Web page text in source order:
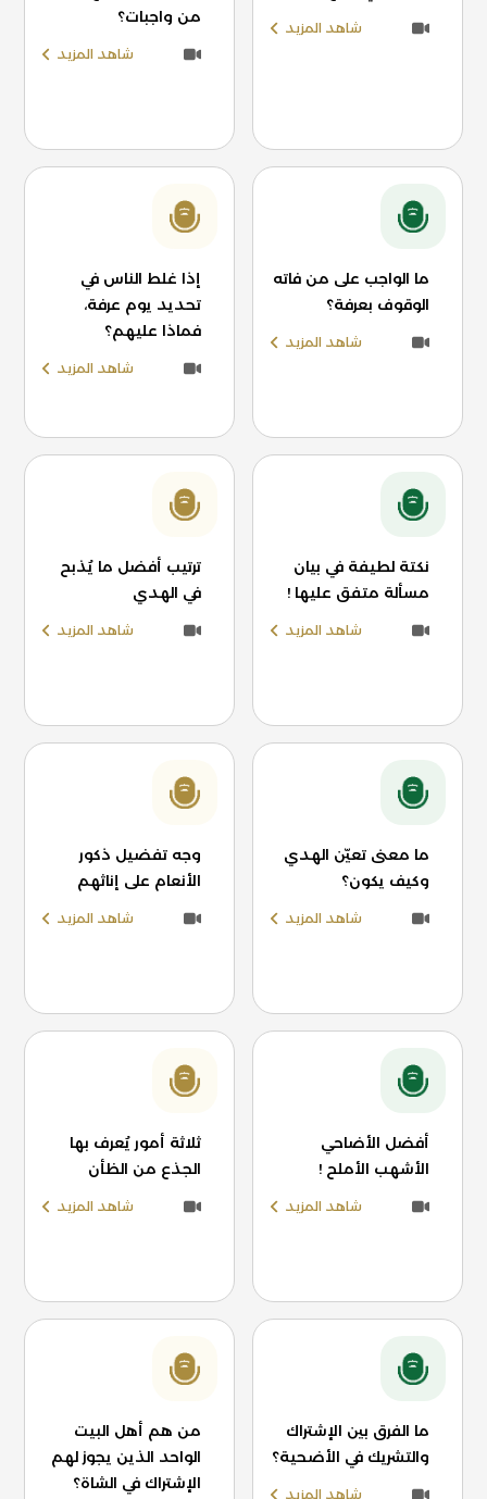
شاهد المزيد
من واجبات؟
شاهد المزيد
ما الواجب على من فاته
الوقوف بعرفة؟
شاهد المزيد
إذا غلط الناس في
تحديد يوم عرفة،
فماذا عليهم؟
شاهد المزيد
نكتة لطيفة في بيان
مسألة متفق عليها !
شاهد المزيد
ترتيب أفضل ما يُذبح
في الهدي
شاهد المزيد
ما معنى تعيّن الهدي
وكيف يكون؟
شاهد المزيد
وجه تفضيل ذكور
الأنعام على إناثهم
شاهد المزيد
أفضل الأضاحي
الأشهب الأملح !
شاهد المزيد
ثلاثة أمور يُعرف بها
الجذع من الظأن
شاهد المزيد
ما الفرق بين الإشتراك
والتشريك في الأضحية؟
شاهد المزيد
من هم أهل البيت
الواحد الذين يجوز لهم
الإشتراك في الشاة؟